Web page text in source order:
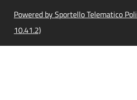
Powered by Sportello Telematico
10.41.2)